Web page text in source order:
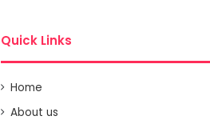
Quick Links
Home
About us